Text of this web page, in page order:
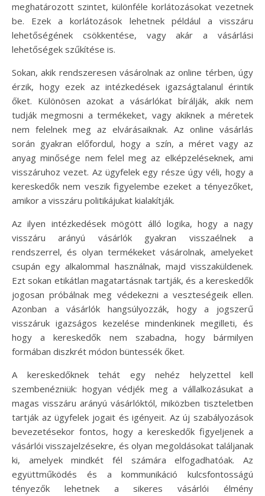
meghatározott szintet, különféle korlátozásokat vezetnek
be. Ezek a korlátozások lehetnek például a visszáru
lehetőségének csökkentése, vagy akár a vásárlási
lehetőségek szűkítése is.
Sokan, akik rendszeresen vásárolnak az online térben, úgy
érzik, hogy ezek az intézkedések igazságtalanul érintik
őket. Különösen azokat a vásárlókat bírálják, akik nem
tudják megmosni a termékeket, vagy akiknek a méretek
nem felelnek meg az elvárásaiknak. Az online vásárlás
során gyakran előfordul, hogy a szín, a méret vagy az
anyag minősége nem felel meg az elképzeléseknek, ami
visszáruhoz vezet. Az ügyfelek egy része úgy véli, hogy a
kereskedők nem veszik figyelembe ezeket a tényezőket,
amikor a visszáru politikájukat kialakítják.
Az ilyen intézkedések mögött álló logika, hogy a nagy
visszáru arányú vásárlók gyakran visszaélnek a
rendszerrel, és olyan termékeket vásárolnak, amelyeket
csupán egy alkalommal használnak, majd visszaküldenek.
Ezt sokan etikátlan magatartásnak tartják, és a kereskedők
jogosan próbálnak meg védekezni a veszteségeik ellen.
Azonban a vásárlók hangsúlyozzák, hogy a jogszerű
visszáruk igazságos kezelése mindenkinek megilleti, és
hogy a kereskedők nem szabadna, hogy bármilyen
formában diszkrét módon büntessék őket.
A kereskedőknek tehát egy nehéz helyzettel kell
szembenézniük: hogyan védjék meg a vállalkozásukat a
magas visszáru arányú vásárlóktól, miközben tiszteletben
tartják az ügyfelek jogait és igényeit. Az új szabályozások
bevezetésekor fontos, hogy a kereskedők figyeljenek a
vásárlói visszajelzésekre, és olyan megoldásokat találjanak
ki, amelyek mindkét fél számára elfogadhatóak. Az
együttműködés és a kommunikáció kulcsfontosságú
tényezők lehetnek a sikeres vásárlói élmény